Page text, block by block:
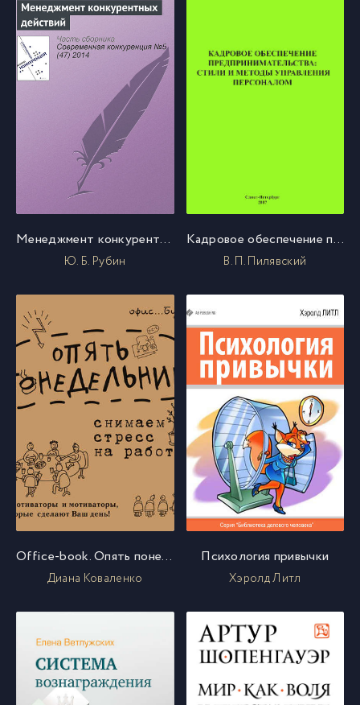
Менеджмент конкурентных действий
Ю. Б. Рубин
Кадровое обеспечение предпринимательства: стили и методы управления персоналом
В. П. Пилявский
Office-book. Опять понедельник. Снимаем стресс на работе. Демотиваторы и мотиваторы, которые сделают ваш день
Диана Коваленко
Психология привычки
Хэролд Литл